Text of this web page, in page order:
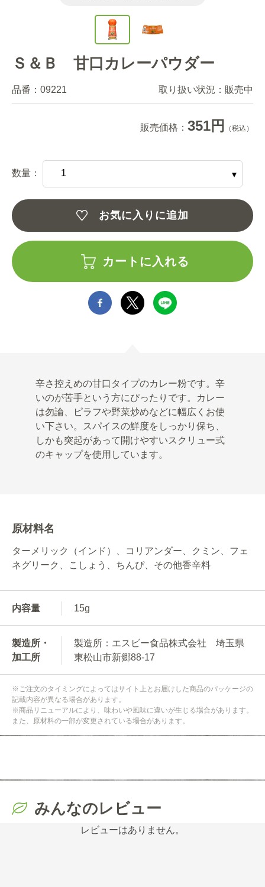
Ｓ＆Ｂ 甘口カレーパウダー
品番： 09221 取り扱い状況： 販売中
販売価格： 351円 （税込）
数量：
お気に入りに追加
カートに入れる
辛さ控えめの甘口タイプのカレー粉です。辛
いのが苦手という方にぴったりです。カレー
は勿論、ピラフや野菜炒めなどに幅広くお使
い下さい。スパイスの鮮度をしっかり保ち、
しかも突起があって開けやすいスクリュー式
のキャップを使用しています。
原材料名
ターメリック（インド）、コリアンダー、クミン、フェ
ネグリーク、こしょう、ちんぴ、その他香辛料
内容量 15g
製造所・
加工所
製造所：エスビー食品株式会社 埼玉県
東松山市新郷88-17
※ご注文のタイミングによってはサイト上とお届けした商品のパッケージの
記載内容が異なる場合があります。
※商品リニューアルにより、味わいや風味に違いが生じる場合があります。
また、原材料の一部が変更されている場合があります。
みんなのレビュー
レビューはありません。